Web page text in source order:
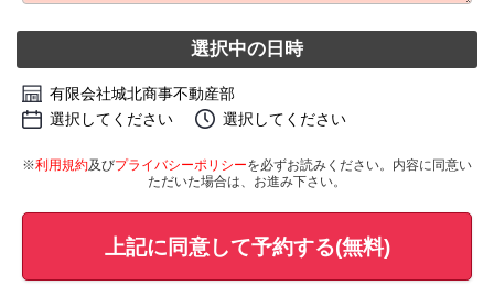
選択中の日時
有限会社城北商事不動産部
選択してください
選択してください
※利用規約及びプライバシーポリシーを必ずお読みください。内容に同意い
ただいた場合は、お進み下さい。
上記に同意して予約する(無料)